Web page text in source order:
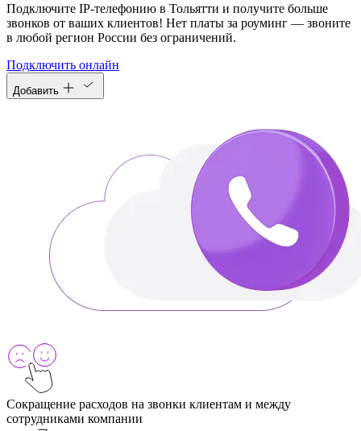
Подключите IP-телефонию в Тольятти и получите больше
звонков от ваших клиентов! Нет платы за роуминг — звоните
в любой регион России без ограничений.
Подключить онлайн
Добавить
Сокращение расходов на звонки клиентам и между
сотрудниками компании